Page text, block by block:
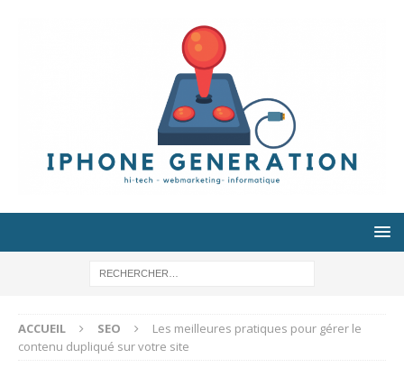
ACCUEIL SEO
Les meilleures pratiques pour gérer le
contenu dupliqué sur votre site